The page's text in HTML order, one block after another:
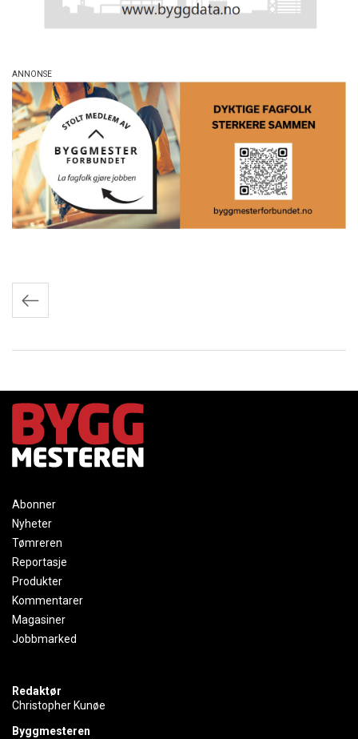
Innleggnavigasjon
Abonner
Nyheter
Tømreren
Reportasje
Produkter
Kommentarer
Magasiner
Jobbmarked
Redaktør
Christopher Kunøe
Byggmesteren